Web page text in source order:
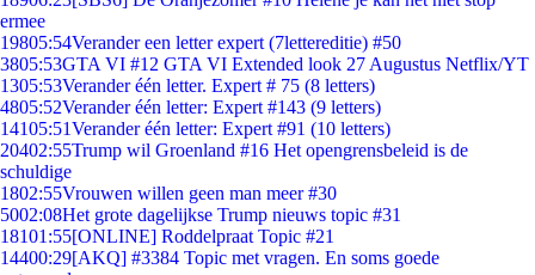
ermee
19805:54Verander een letter expert (7lettereditie) #50
3805:53GTA VI #12 GTA VI Extended look 27 Augustus Netflix/YT
1305:53Verander één letter. Expert # 75 (8 letters)
4805:52Verander één letter: Expert #143 (9 letters)
14105:51Verander één letter: Expert #91 (10 letters)
20402:55Trump wil Groenland #16 Het opengrensbeleid is de
schuldige
1802:55Vrouwen willen geen man meer #30
5002:08Het grote dagelijkse Trump nieuws topic #31
18101:55[ONLINE] Roddelpraat Topic #21
14400:29[AKQ] #3384 Topic met vragen. En soms goede